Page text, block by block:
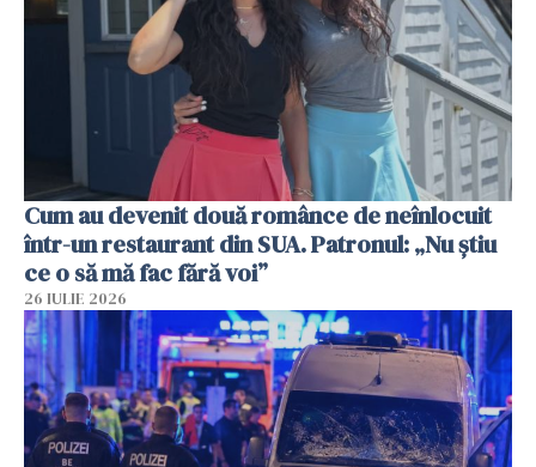
Cum au devenit două românce de neînlocuit
într-un restaurant din SUA. Patronul: „Nu știu
ce o să mă fac fără voi”
26 IULIE 2026